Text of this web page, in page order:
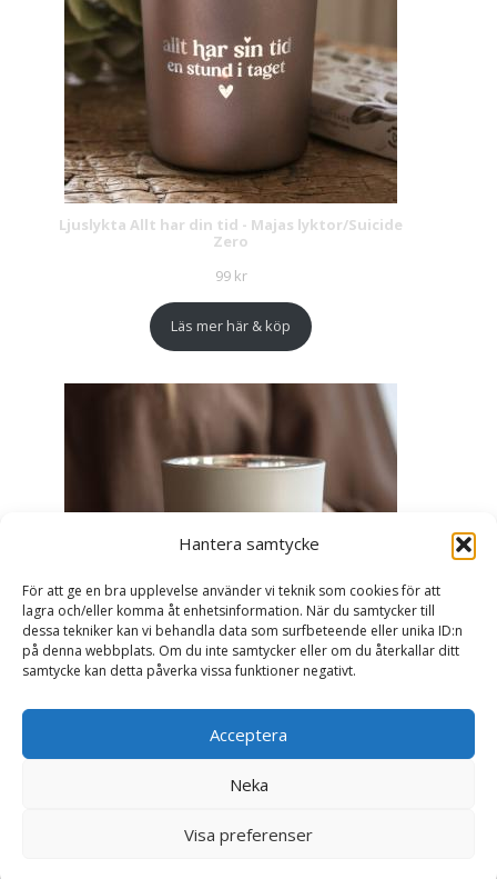
Hantera samtycke
För att ge en bra upplevelse använder vi teknik som cookies för att
lagra och/eller komma åt enhetsinformation. När du samtycker till
dessa tekniker kan vi behandla data som surfbeteende eller unika ID:n
på denna webbplats. Om du inte samtycker eller om du återkallar ditt
samtycke kan detta påverka vissa funktioner negativt.
Acceptera
Neka
Visa preferenser
Ljuslykta Allt har din tid - Majas lyktor/Suicide
Zero
99 kr
Läs mer här & köp
Ljuslykta Älskade Farmor - Majas lyktor/
Barncancerfonden
99kr
Läs mer här & köp